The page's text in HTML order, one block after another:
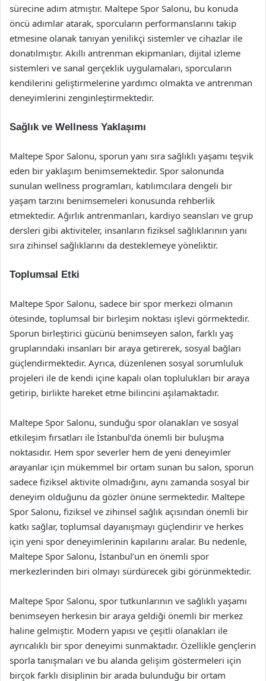
sürecine adım atmıştır. Maltepe Spor Salonu, bu konuda
öncü adımlar atarak, sporcuların performanslarını takip
etmesine olanak tanıyan yenilikçi sistemler ve cihazlar ile
donatılmıştır. Akıllı antrenman ekipmanları, dijital izleme
sistemleri ve sanal gerçeklik uygulamaları, sporcuların
kendilerini geliştirmelerine yardımcı olmakta ve antrenman
deneyimlerini zenginleştirmektedir.
Sağlık ve Wellness Yaklaşımı
Maltepe Spor Salonu, sporun yanı sıra sağlıklı yaşamı teşvik
eden bir yaklaşım benimsemektedir. Spor salonunda
sunulan wellness programları, katılımcılara dengeli bir
yaşam tarzını benimsemeleri konusunda rehberlik
etmektedir. Ağırlık antrenmanları, kardiyo seansları ve grup
dersleri gibi aktiviteler, insanların fiziksel sağlıklarının yanı
sıra zihinsel sağlıklarını da desteklemeye yöneliktir.
Toplumsal Etki
Maltepe Spor Salonu, sadece bir spor merkezi olmanın
ötesinde, toplumsal bir birleşim noktası işlevi görmektedir.
Sporun birleştirici gücünü benimseyen salon, farklı yaş
gruplarındaki insanları bir araya getirerek, sosyal bağları
güçlendirmektedir. Ayrıca, düzenlenen sosyal sorumluluk
projeleri ile de kendi içine kapalı olan toplulukları bir araya
getirip, birlikte hareket etme bilincini aşılamaktadır.
Maltepe Spor Salonu, sunduğu spor olanakları ve sosyal
etkileşim fırsatları ile İstanbul’da önemli bir buluşma
noktasıdır. Hem spor severler hem de yeni deneyimler
arayanlar için mükemmel bir ortam sunan bu salon, sporun
sadece fiziksel aktivite olmadığını, aynı zamanda sosyal bir
deneyim olduğunu da gözler önüne sermektedir. Maltepe
Spor Salonu, fiziksel ve zihinsel sağlık açısından önemli bir
katkı sağlar, toplumsal dayanışmayı güçlendirir ve herkes
için yeni spor deneyimlerinin kapılarını aralar. Bu nedenle,
Maltepe Spor Salonu, İstanbul’un en önemli spor
merkezlerinden biri olmayı sürdürecek gibi görünmektedir.
Maltepe Spor Salonu, spor tutkunlarının ve sağlıklı yaşamı
benimseyen herkesin bir araya geldiği önemli bir merkez
haline gelmiştir. Modern yapısı ve çeşitli olanakları ile
ayrıcalıklı bir spor deneyimi sunmaktadır. Özellikle gençlerin
sporla tanışmaları ve bu alanda gelişim göstermeleri için
birçok farklı disiplinin bir arada bulunduğu bir ortam